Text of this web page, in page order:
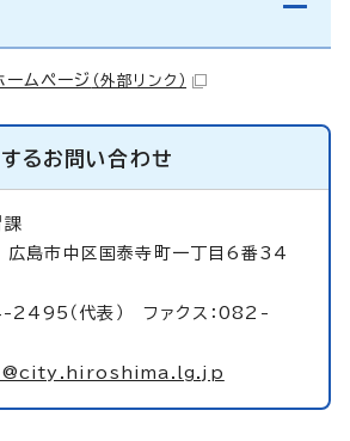
ムページ （外部リンク）
るお問い合わせ
課
市中区国泰寺町一丁目6番34
（代表） ファクス：082-